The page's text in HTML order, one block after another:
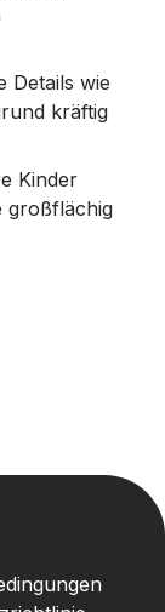
Details wie
kräftig
Kinder
großflächig